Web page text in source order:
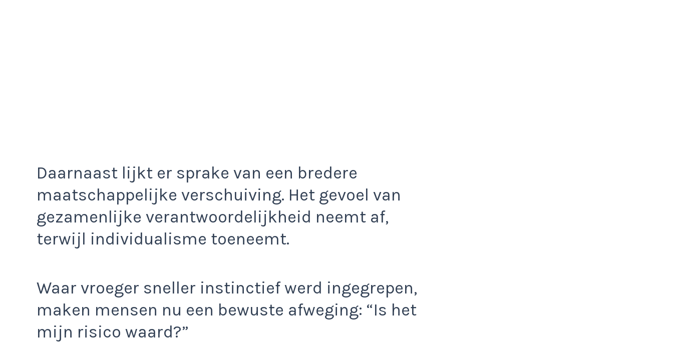
Daarnaast lijkt er sprake van een bredere
maatschappelijke verschuiving. Het gevoel van
gezamenlijke verantwoordelijkheid neemt af,
terwijl individualisme toeneemt.
Waar vroeger sneller instinctief werd ingegrepen,
maken mensen nu een bewuste afweging: “Is het
mijn risico waard?”